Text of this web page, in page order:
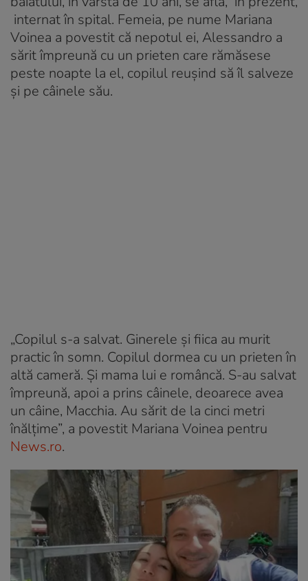
internat în spital. Femeia, pe nume Mariana
Voinea a povestit că nepotul ei, Alessandro a
sărit împreună cu un prieten care rămăsese
peste noapte la el, copilul reuşind să îl salveze
şi pe câinele său.
„Copilul s-a salvat. Ginerele şi fiica au murit
practic în somn. Copilul dormea cu un prieten în
altă cameră. Și mama lui e româncă. S-au salvat
împreună, apoi a prins câinele, deoarece avea
un câine, Macchia. Au sărit de la cinci metri
înălţime”, a povestit Mariana Voinea pentru
News.ro.